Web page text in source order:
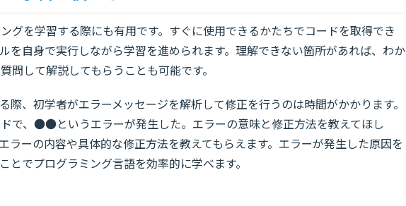
グを学習する際にも有用です。すぐに使用できるかたちでコードを取得でき
を自身で実行しながら学習を進められます。理解できない箇所があれば、わか
問して解説してもらうことも可能です。
際、初学者がエラーメッセージを解析して修正を行うのは時間がかかります。
で、●●というエラーが発生した。エラーの意味と修正方法を教えてほし
ラーの内容や具体的な修正方法を教えてもらえます。エラーが発生した原因を
とでプログラミング言語を効率的に学べます。